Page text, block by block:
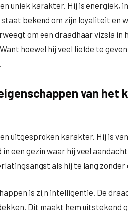
uniek karakter. Hij is energiek,
bekend om zijn loyaliteit en
om een draadhaar vizsla in
hoewel hij veel liefde te
van het
uitgesproken karakter. Hij is
in een gezin waar hij veel
als hij te lang
is zijn intelligentie. De
Dit maakt hem uitstekend